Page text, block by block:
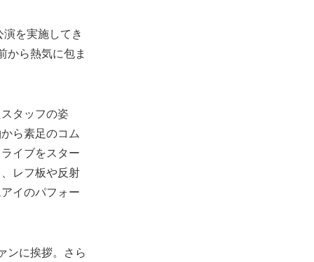
を実施してき
から熱気に包ま
タッフの姿
ら素足のコム
イブをスター
レフ板や反射
イのパフォー
ンに挨拶。さら